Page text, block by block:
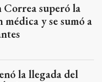
Correa superó la
y se sumó a
la llegada del